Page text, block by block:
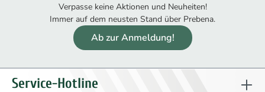
Verpasse keine Aktionen und Neuheiten!
Immer auf dem neusten Stand über Prebena.
Ab zur Anmeldung!
Service-Hotline